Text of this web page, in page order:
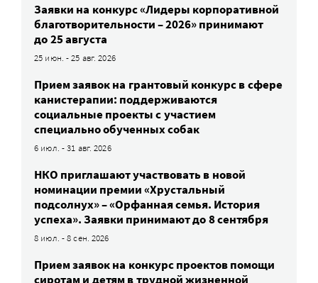
Заявки на конкурс «Лидеры корпоративной
благотворительности – 2026» принимают
до 25 августа
25 июн. - 25 авг. 2026
Прием заявок на грантовый конкурс в сфере
канистерапии: поддерживаются
социальные проекты с участием
специально обученных собак
6 июл. - 31 авг. 2026
НКО приглашают участвовать в новой
номинации премии «Хрустальный
подсолнух» – «Орфанная семья. История
успеха». Заявки принимают до 8 сентября
8 июл. - 8 сен. 2026
Прием заявок на конкурс проектов помощи
сиротам и детям в трудной жизненной